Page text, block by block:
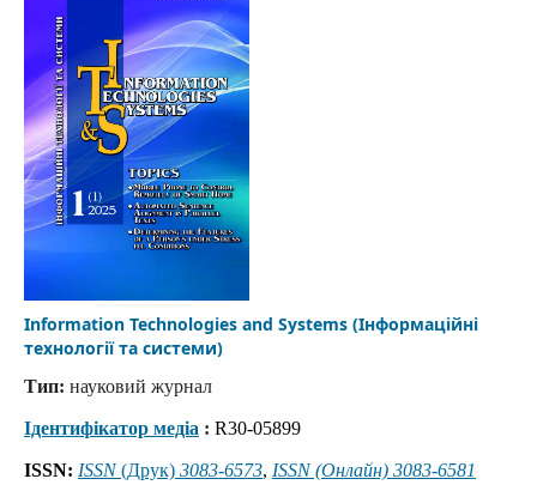
Information Technologies and Systems (Інформаційні
технології та системи)
Тип: науковий журнал
Ідентифікатор медіа : R30-05899
ISSN: ISSN(Друк)3083-6573, ISSN (Онлайн) 3083-6581